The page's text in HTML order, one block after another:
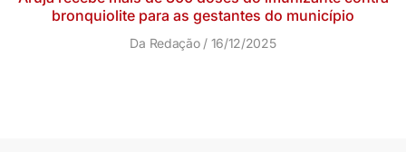
bronquiolite para as gestantes do município
Da Redação 16/12/2025